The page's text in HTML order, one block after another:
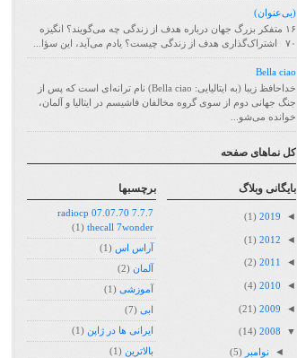
(بی‌عنوان)
۱۶ متفکر بزرگ جهان درباره هدف از زندگی چه می‌گویند؟ انگیزه
۷۰ اشتراک‌گذاری هدف از زندگی چیست؟ یادم می‌آید، این سؤا...
Bella ciao
خداحافظ زیبا (به ایتالیایی: Bella ciao) نام ترانه‌ای است که پس از
جنگ جهانی دوم از سوی گروه مخالفان فاشیسم در ایتالیا و آلمان،
خوانده می‌شو...
کل نماهای صفحه
برچسبها
7.7.7 07.07.70 radiocp
thecall 7wonder
(1)
آراس اس (1)
آلمان (2)
آموزشی (1)
ابی (7)
ایرانی ها در ژاپن (1)
بالاترین (1)
بايگانی وبلاگ
◄
2019
(1)
◄
2012
(1)
◄
2011
(2)
◄
2010
(4)
◄
2009
(21)
▼
2008
(14)
◄ نوامبر (5)